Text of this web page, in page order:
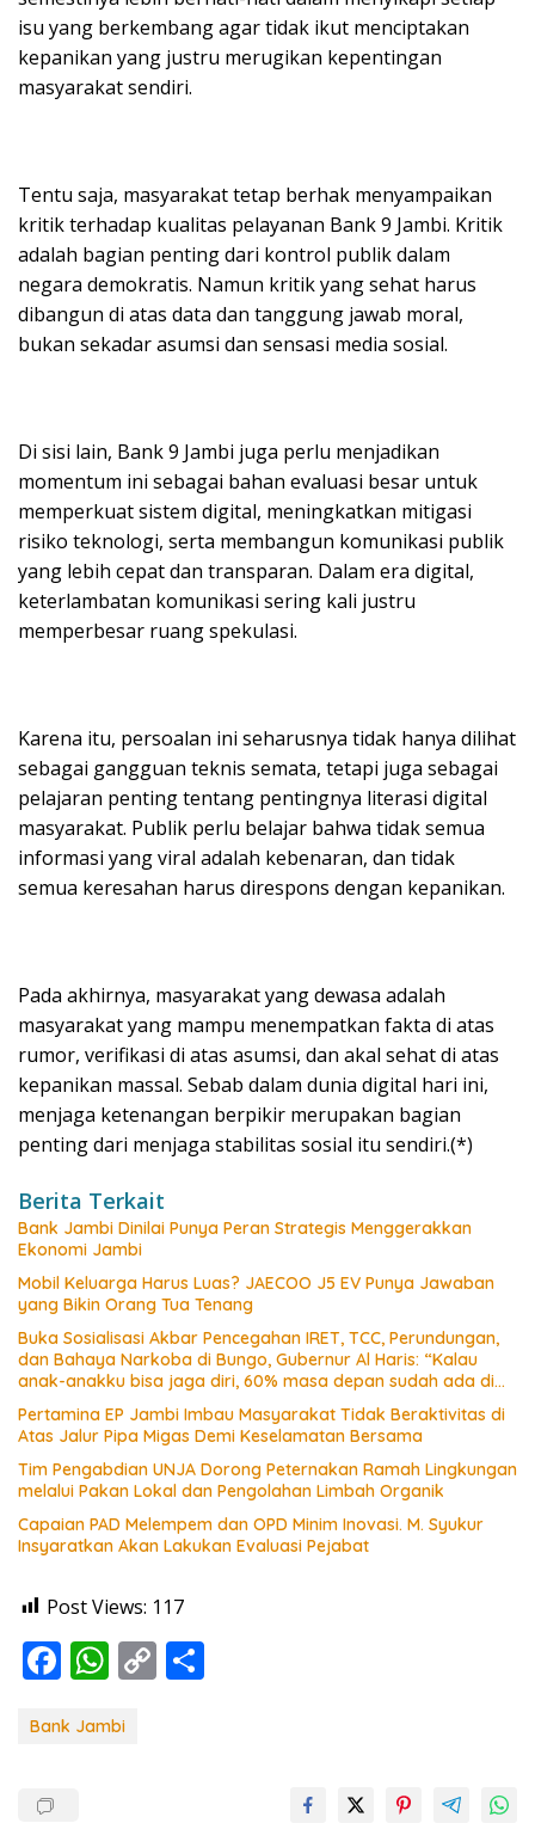
isu yang berkembang agar tidak ikut menciptakan
kepanikan yang justru merugikan kepentingan
masyarakat sendiri.
Tentu saja, masyarakat tetap berhak menyampaikan
kritik terhadap kualitas pelayanan Bank 9 Jambi. Kritik
adalah bagian penting dari kontrol publik dalam
negara demokratis. Namun kritik yang sehat harus
dibangun di atas data dan tanggung jawab moral,
bukan sekadar asumsi dan sensasi media sosial.
Di sisi lain, Bank 9 Jambi juga perlu menjadikan
momentum ini sebagai bahan evaluasi besar untuk
memperkuat sistem digital, meningkatkan mitigasi
risiko teknologi, serta membangun komunikasi publik
yang lebih cepat dan transparan. Dalam era digital,
keterlambatan komunikasi sering kali justru
memperbesar ruang spekulasi.
Karena itu, persoalan ini seharusnya tidak hanya dilihat
sebagai gangguan teknis semata, tetapi juga sebagai
pelajaran penting tentang pentingnya literasi digital
masyarakat. Publik perlu belajar bahwa tidak semua
informasi yang viral adalah kebenaran, dan tidak
semua keresahan harus direspons dengan kepanikan.
Pada akhirnya, masyarakat yang dewasa adalah
masyarakat yang mampu menempatkan fakta di atas
rumor, verifikasi di atas asumsi, dan akal sehat di atas
kepanikan massal. Sebab dalam dunia digital hari ini,
menjaga ketenangan berpikir merupakan bagian
penting dari menjaga stabilitas sosial itu sendiri.(*)
Berita Terkait
Bank Jambi Dinilai Punya Peran Strategis Menggerakkan
Ekonomi Jambi
Mobil Keluarga Harus Luas? JAECOO J5 EV Punya Jawaban
yang Bikin Orang Tua Tenang
Buka Sosialisasi Akbar Pencegahan IRET, TCC, Perundungan,
dan Bahaya Narkoba di Bungo, Gubernur Al Haris: “Kalau
anak-anakku bisa jaga diri, 60% masa depan sudah ada di
Pertamina EP Jambi Imbau Masyarakat Tidak Beraktivitas di
Atas Jalur Pipa Migas Demi Keselamatan Bersama
Tim Pengabdian UNJA Dorong Peternakan Ramah Lingkungan
melalui Pakan Lokal dan Pengolahan Limbah Organik
Capaian PAD Melempem dan OPD Minim Inovasi. M. Syukur
Insyaratkan Akan Lakukan Evaluasi Pejabat
Post Views: 117
F
e
W
at
C
Bank Jambi